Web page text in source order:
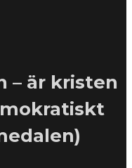
– är kristen